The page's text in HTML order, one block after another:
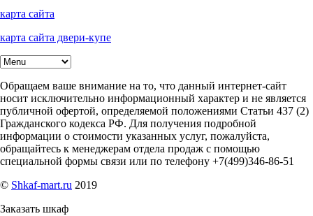
карта сайта
карта сайта двери-купе
Обращаем ваше внимание на то, что данный интернет-сайт
носит исключительно информационный характер и не является
публичной офертой, определяемой положениями Статьи 437 (2)
Гражданского кодекса РФ. Для получения подробной
информации о стоимости указанных услуг, пожалуйста,
обращайтесь к менеджерам отдела продаж с помощью
специальной формы связи или по телефону +7(499)346-86-51
© Shkaf-mart.ru 2019
Заказать шкаф